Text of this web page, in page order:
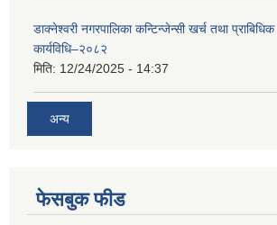
डाक्नेश्वरी नगरपालिका कन्टिन्जेन्सी खर्च तथा
कार्यविधि–२०८२
मिति: 12/24/2025 - 14:37
अन्य
फेसबुक फीड